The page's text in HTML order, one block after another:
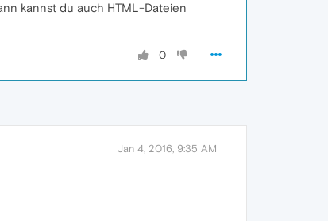
kannst du auch HTML-Dateien
0
Jan 4, 2016, 9:35 AM